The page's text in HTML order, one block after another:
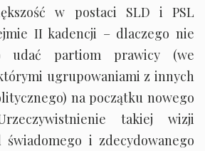
w postaci SLD i PSL
II kadencji – dlaczego nie
udać partiom prawicy (we
ugrupowaniami z innych
na początku nowego
takiej wizji
i zdecydowanego